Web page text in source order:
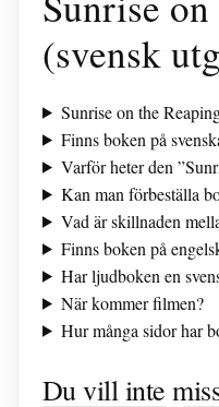
(svensk
Sunrise on the
Finns boken på
Varför heter den
Kan man förbeställa
Vad är skillnaden
Finns boken på
Har ljudboken en
När kommer filmen?
Hur många sidor har
Du vill inte
mot Atlético
Madrid – och